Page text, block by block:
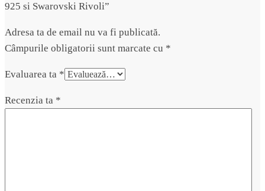
925 si Swarovski Rivoli”
Adresa ta de email nu va fi publicată.
Câmpurile obligatorii sunt marcate cu *
Evaluarea ta *
Recenzia ta *